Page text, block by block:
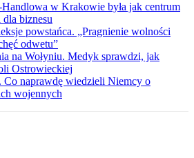
Handlowa w Krakowie była jak centrum
biznesu
powstańca. „Pragnienie wolności
odwetu”
na Wołyniu. Medyk sprawdzi, jak
Ostrowieckiej
Co naprawdę wiedzieli Niemcy o
wojennych